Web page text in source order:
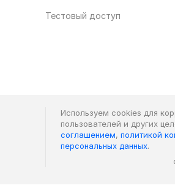
Тестовый доступ
Используем cookies для
пользователей и других
соглашением, политикой
персональных данных.